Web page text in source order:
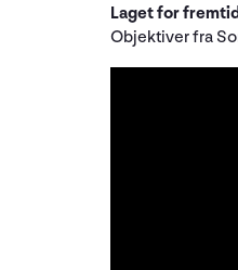
Laget for
Objektiver fra